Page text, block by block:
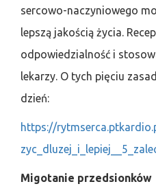
sercowo-naczyniowego
lepszą jakością życia.
odpowiedzialność i
lekarzy. O tych pięciu
dzień:
https://
Migotanie przedsionków